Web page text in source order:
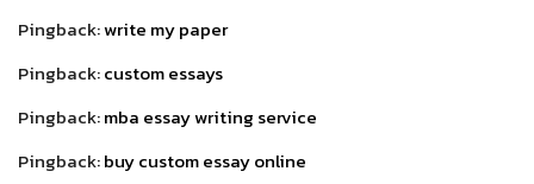
Pingback:write my paper
Pingback:custom essays
Pingback:mba essay writing service
Pingback:buy custom essay online